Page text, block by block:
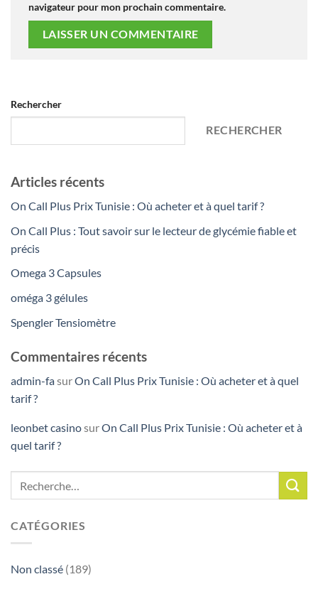
navigateur pour mon prochain commentaire.
Rechercher
RECHERCHER
Articles récents
On Call Plus Prix Tunisie : Où acheter et à quel tarif ?
On Call Plus : Tout savoir sur le lecteur de glycémie fiable et
précis
Omega 3 Capsules
oméga 3 gélules
Spengler Tensiomètre
Commentaires récents
admin-fasurOn Call Plus Prix Tunisie : Où acheter et à quel
tarif ?
leonbet casinosurOn Call Plus Prix Tunisie : Où acheter et à
quel tarif ?
CATÉGORIES
Non classé (189)